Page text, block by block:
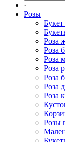
·
Розы
Роза
Роза
Роза
Роза
Роза
Роза
Роза
Розы